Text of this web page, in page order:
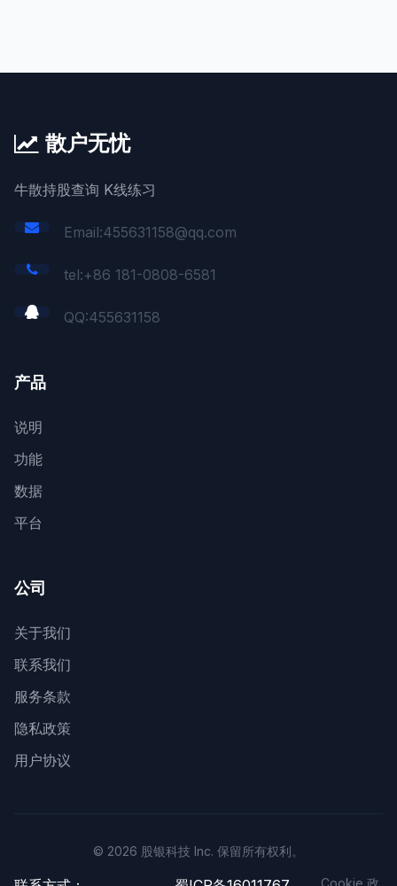
散户无忧
牛散持股查询 K线练习
Email:455631158@qq.com
tel:+86 181-0808-6581
QQ:455631158
产品
说明
功能
数据
平台
公司
关于我们
联系我们
服务条款
隐私政策
用户协议
© 2026 股银科技 Inc. 保留所有权利。
Cookie 政